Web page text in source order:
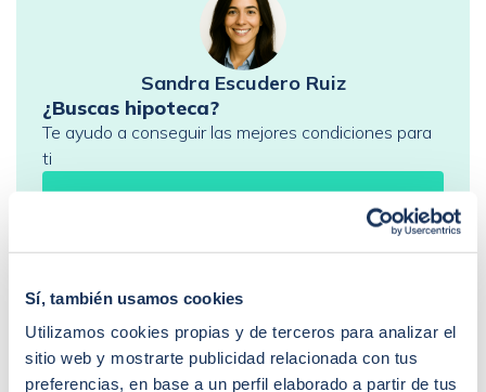
Sí, también usamos cookies
Utilizamos cookies propias y de terceros para analizar el
sitio web y mostrarte publicidad relacionada con tus
preferencias, en base a un perfil elaborado a partir de tus
PREGUNTAS FRECUENTES
¿Cómo funciona iAhorro?
¿Dónde puedo contactar con iAhorro?
¿Se puede tener dos hipotecas?
Sandra Escudero Ruiz
¿Buscas hipoteca?
Te ayudo a conseguir las mejores condiciones para
ti